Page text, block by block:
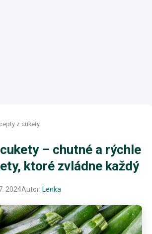
z cukety
– chutné a rýchle
ktoré zvládne každý
2024Autor: Lenka